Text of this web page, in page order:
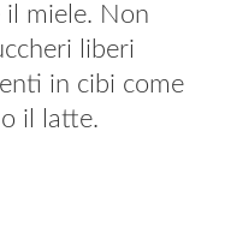
il miele. Non
liberi
in cibi come
il latte.